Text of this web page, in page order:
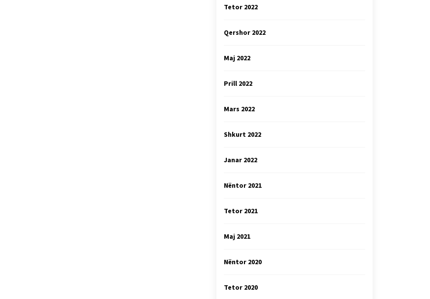
Tetor 2022
Qershor 2022
Maj 2022
Prill 2022
Mars 2022
Shkurt 2022
Janar 2022
Nëntor 2021
Tetor 2021
Maj 2021
Nëntor 2020
Tetor 2020